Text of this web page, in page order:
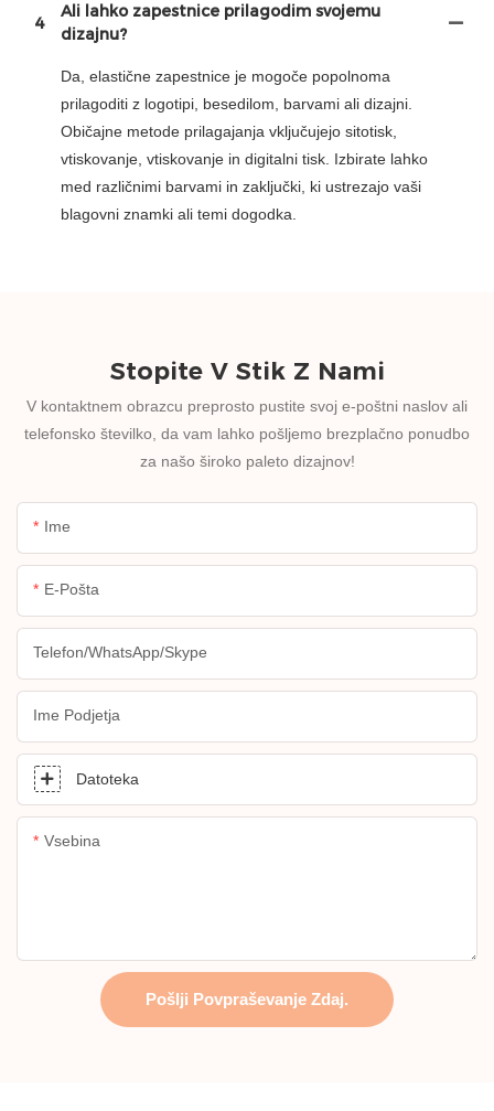
4
Ali lahko zapestnice prilagodim svojemu
dizajnu?
Da, elastične zapestnice je mogoče popolnoma
prilagoditi z logotipi, besedilom, barvami ali dizajni.
Običajne metode prilagajanja vključujejo sitotisk,
vtiskovanje, vtiskovanje in digitalni tisk. Izbirate lahko
med različnimi barvami in zaključki, ki ustrezajo vaši
blagovni znamki ali temi dogodka.
Stopite V Stik Z Nami
V kontaktnem obrazcu preprosto pustite svoj e-poštni naslov ali
telefonsko številko, da vam lahko pošljemo brezplačno ponudbo
za našo široko paleto dizajnov!
Ime
E-Pošta
Telefon/WhatsApp/Skype
Ime Podjetja
Datoteka
Vsebina
Pošlji Povpraševanje Zdaj.